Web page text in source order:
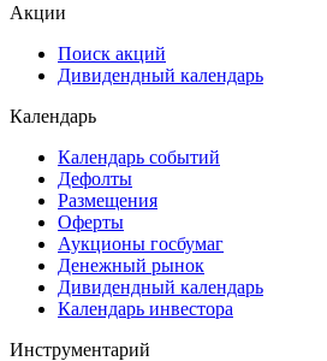
Акции
Поиск акций
Дивидендный календарь
Календарь
Календарь событий
Дефолты
Размещения
Оферты
Аукционы госбумаг
Денежный рынок
Дивидендный календарь
Календарь инвестора
Инструментарий